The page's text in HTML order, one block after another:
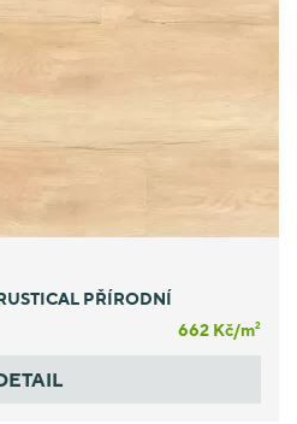
PŘÍRODNÍ
662 Kč/m2